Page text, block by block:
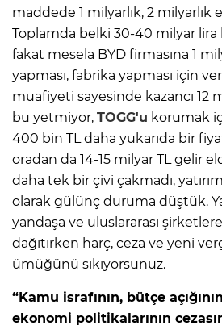
maddede 1 milyarlık, 2 milyarlık
Toplamda belki 30-40 milyar lira
fakat mesela BYD firmasına 1
yapması, fabrika yapması için
muafiyeti sayesinde kazancı 12
bu yetmiyor, TOGG'u korumak
400 bin TL daha yukarıda bir
oradan da 14-15 milyar TL gelir
daha tek bir çivi çakmadı,
olarak gülünç duruma düştük.
yandaşa ve uluslararası
dağıtırken harç, ceza ve yeni
ümüğünü sıkıyorsunuz.
“Kamu israfının, bütçe
ekonomi politikalarının